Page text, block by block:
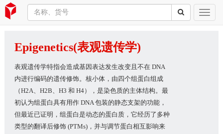
Epigenetics(表观遗传学)
表观遗传学特指会造成基因表达发生改变且不在 DNA
内进行编码的遗传修饰。核小体，由四个组蛋白组成
（H2A、H2B、H3 和 H4），是染色质的主体结构。最
初认为组蛋白具有用作 DNA 包装的静态支架的功能，
但最近已证明，组蛋白是动态的蛋白质，它经历了多种
类型的翻译后修饰 (PTMs)，并与调节蛋白相互影响来